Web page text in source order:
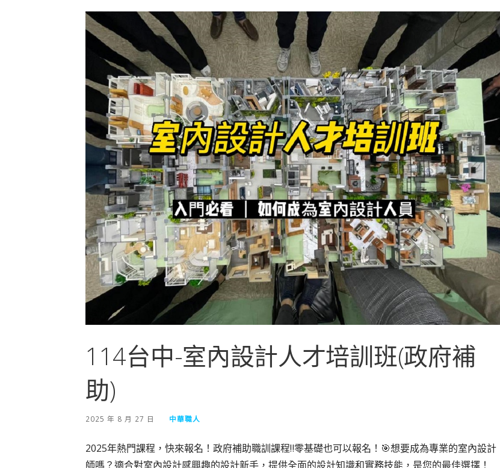
114台中-室內設計人才培訓班(政府補
助)
2025 年 8 月 27 日 中華職人
2025年熱門課程，快來報名！政府補助職訓課程‼️零基礎也可以報名！🎯想要成為專業的室內設計
師嗎？適合對室內設計感興趣的設計新手，提供全面的設計知識和實務技能，是您的最佳選擇！